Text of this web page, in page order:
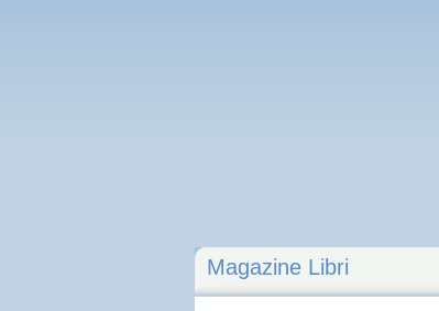
Magazine Libri